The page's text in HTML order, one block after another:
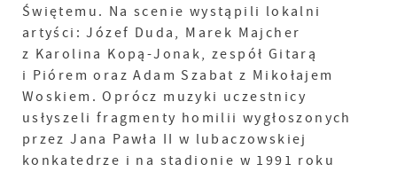
Świętemu. Na scenie wystąpili lokalni
artyści: Józef Duda, Marek Majcher
z Karolina Kopą-Jonak, zespół Gitarą
i Piórem oraz Adam Szabat z Mikołajem
Woskiem. Oprócz muzyki uczestnicy
usłyszeli fragmenty homilii wygłoszonych
przez Jana Pawła II w lubaczowskiej
konkatedrze i na stadionie w 1991 roku